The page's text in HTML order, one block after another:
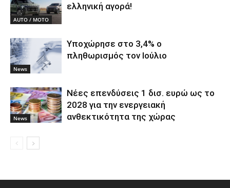
AUTO / MOTO
ελληνική αγορά!
News
Υποχώρησε στο 3,4% ο
πληθωρισμός τον Ιούλιο
News
Νέες επενδύσεις 1 δισ. ευρώ ως το
2028 για την ενεργειακή
ανθεκτικότητα της χώρας